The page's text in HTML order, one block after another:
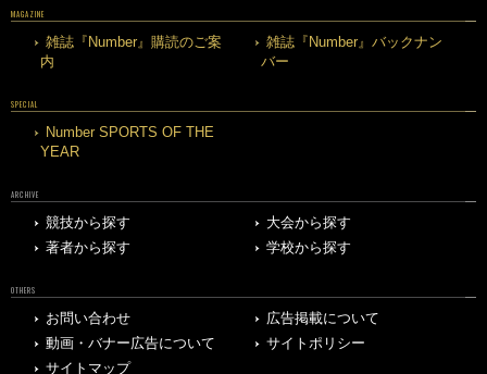
MAGAZINE
雑誌『Number』購読のご案
内
雑誌『Number』バックナン
バー
SPECIAL
Number SPORTS OF THE
YEAR
ARCHIVE
競技から探す
大会から探す
著者から探す
学校から探す
OTHERS
お問い合わせ
広告掲載について
動画・バナー広告について
サイトポリシー
サイトマップ